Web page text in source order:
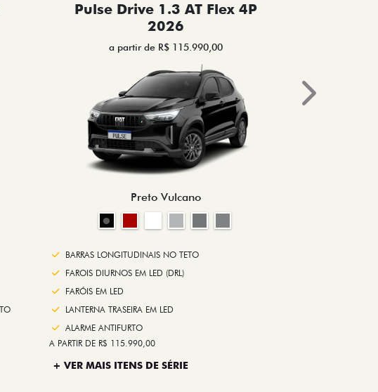
Pulse Drive 1.3 AT Flex 4P
2026
a partir de R$ 115.990,00
Preto Vulcano
BARRAS LONGITUDINAIS NO TETO
FAROIS DIURNOS EM LED (DRL)
FARÓIS EM LED
LANTERNA TRASEIRA EM LED
ALARME ANTIFURTO
A PARTIR DE R$ 115.990,00
+ VER MAIS ITENS DE SÉRIE
Next